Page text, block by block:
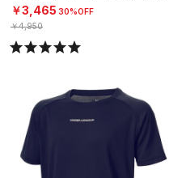
ール/MEN）
￥3,465 30%OFF
￥4,950